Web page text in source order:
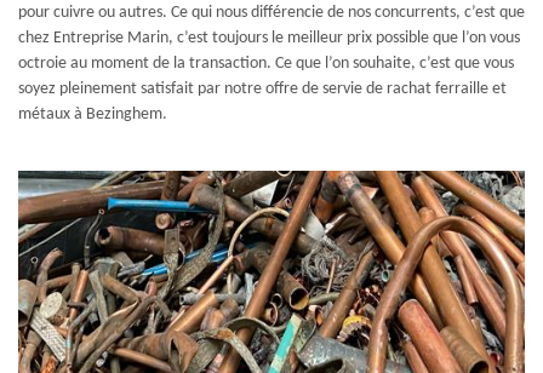
pour cuivre ou autres. Ce qui nous différencie de nos concurrents, c’est que
chez Entreprise Marin, c’est toujours le meilleur prix possible que l’on vous
octroie au moment de la transaction. Ce que l’on souhaite, c’est que vous
soyez pleinement satisfait par notre offre de servie de rachat ferraille et
métaux à Bezinghem.